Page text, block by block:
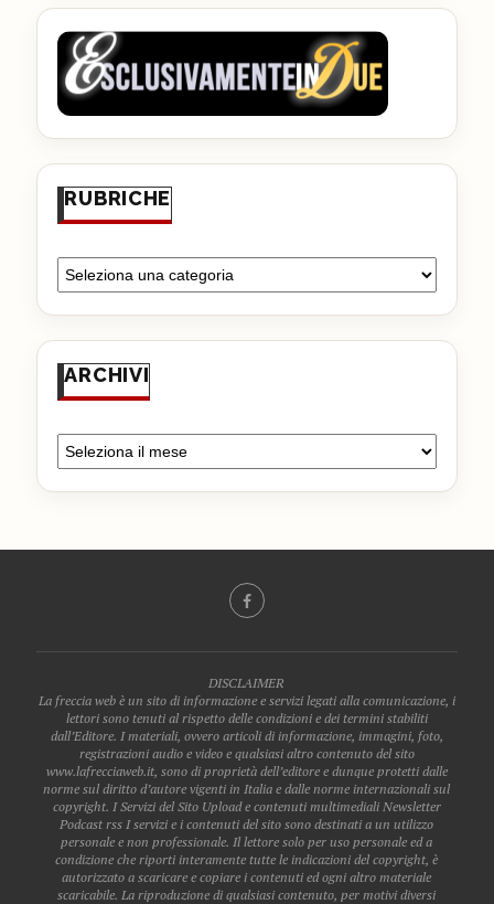
RUBRICHE
ARCHIVI
DISCLAIMER
La freccia web è un sito di informazione e servizi legati alla comunicazione, i
lettori sono tenuti al rispetto delle condizioni e dei termini stabiliti
dall’Editore. I materiali, ovvero articoli di informazione, immagini, foto,
registrazioni audio e video e qualsiasi altro contenuto del sito
www.lafrecciaweb.it, sono di proprietà dell’editore e dunque protetti dalle
norme sul diritto d’autore vigenti in Italia e dalle norme internazionali sul
copyright. I Servizi del Sito Upload e contenuti multimediali Newsletter
Podcast rss I servizi e i contenuti del sito sono destinati a un utilizzo
personale e non professionale. Il lettore solo per uso personale ed a
condizione che riporti interamente tutte le indicazioni del copyright, è
autorizzato a scaricare e copiare i contenuti ed ogni altro materiale
scaricabile. La riproduzione di qualsiasi contenuto, per motivi diversi